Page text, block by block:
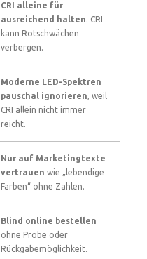
CRI alleine für
ausreichend halten. CRI
kann Rotschwächen
verbergen.
Moderne LED-Spektren
pauschal ignorieren, weil
CRI allein nicht immer
reicht.
Nur auf Marketingtexte
vertrauen wie „lebendige
Farben“ ohne Zahlen.
Blind online bestellen
ohne Probe oder
Rückgabemöglichkeit.